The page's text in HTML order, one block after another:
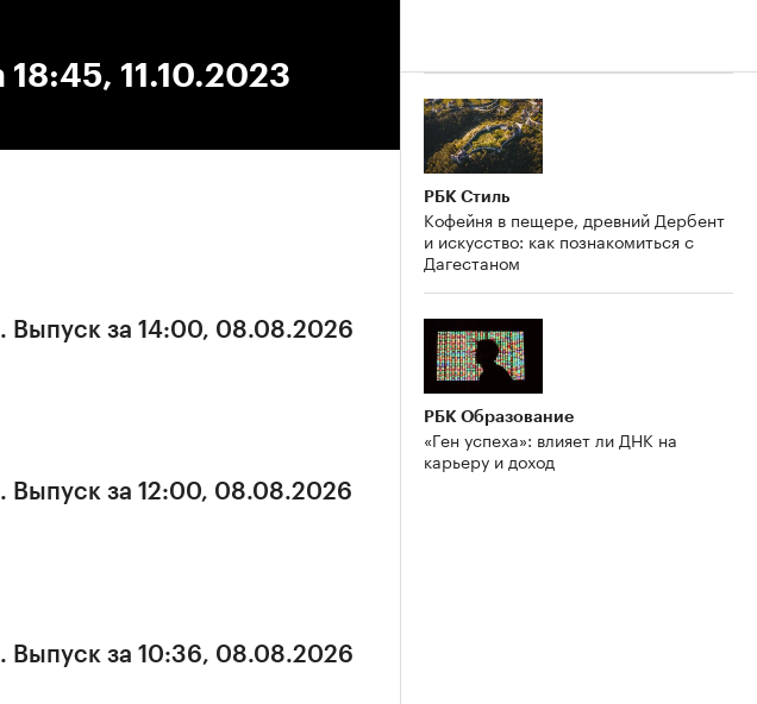
18:45, 11.10.2023
Выпуск за 14:00, 08.08.2026
Выпуск за 12:00, 08.08.2026
Выпуск за 10:36, 08.08.2026
РБК Стиль
Кофейня в пещере, древний Дербент
и искусство: как познакомиться с
Дагестаном
РБК Образование
«Ген успеха»: влияет ли ДНК на
карьеру и доход